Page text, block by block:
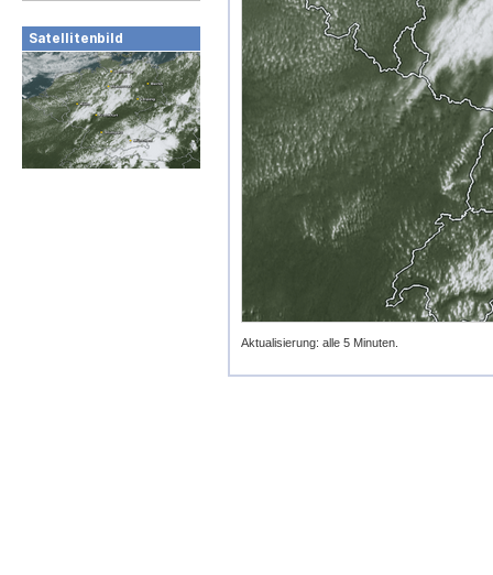
Satellitenbild
Aktualisierung: alle 5 Minuten.